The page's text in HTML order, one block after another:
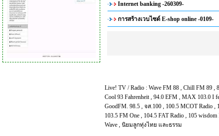
Internet banking -260309-
การสร้างเวบไซด์ E-shop online -0109-
Live! TV / Radio : Wave FM 88 , Chill FM 89 ,
Cool 93 Fahrenheit, 94.0 EFM , MAX 103.0 I
GoodFM. 98.5 , จส.100 , 100.5 MCOT Radio ,
103.5 FM One , 104.5 FAT Radio , 105 wisdom
Wave , นิยมลูกทุ่งไทย และธรรม